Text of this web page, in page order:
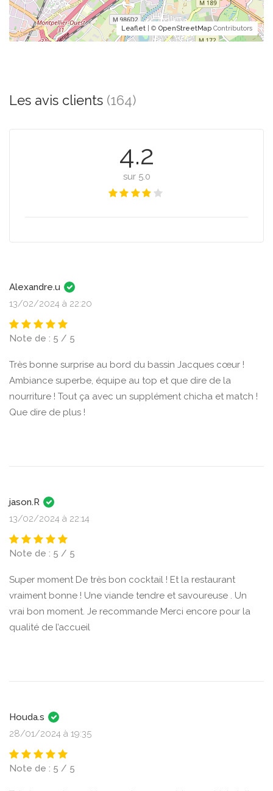
Leaflet | © OpenStreetMap Contributors
Les avis clients (164)
4.2
sur 5.0
Alexandre.u
13/02/2024 à 22:20
Note de : 5 / 5
Très bonne surprise au bord du bassin Jacques cœur !
Ambiance superbe, équipe au top et que dire de la
nourriture ! Tout ça avec un supplément chicha et match !
Que dire de plus !
jason.R
13/02/2024 à 22:14
Note de : 5 / 5
Super moment De très bon cocktail ! Et la restaurant
vraiment bonne ! Une viande tendre et savoureuse . Un
vrai bon moment. Je recommande Merci encore pour la
qualité de l’accueil
Houda.s
28/01/2024 à 19:35
Note de : 5 / 5